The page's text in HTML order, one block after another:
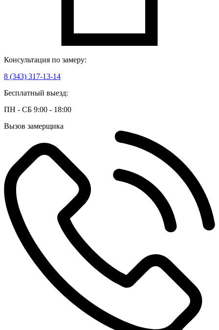
Консультация по замеру:
8 (343) 317-13-14
Бесплатный выезд:
ПН - СБ 9:00 - 18:00
Вызов замерщика